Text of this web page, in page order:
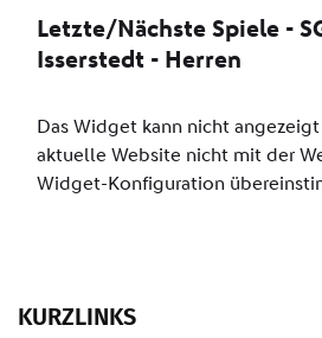
SPIELPLAN
KEGELN
FANSHOP
KURZLINKS